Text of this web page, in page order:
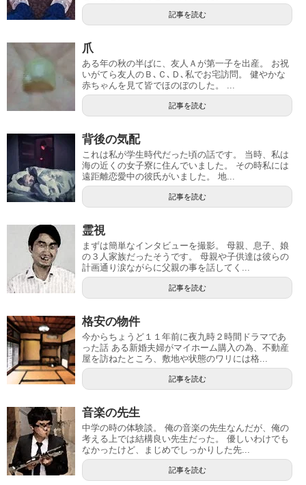
記事を読む
爪
ある年の秋の半ばに、友人Ａが第一子を出産。 お祝
いがてら友人のＢ､Ｃ､Ｄ､私でお宅訪問。 健やかな
赤ちゃんを見て皆でほのぼのした。 ...
記事を読む
背後の気配
これは私が学生時代だった頃の話です。 当時、私は
海の近くの女子寮に住んでいました。 その時私には
遠距離恋愛中の彼氏がいました。 地...
記事を読む
霊視
まずは簡単なインタビューを撮影。 母親、息子、娘
の３人家族だったそうです。 母親や子供達は彼らの
計画通り涙ながらに父親の事を話してく...
記事を読む
格安の物件
今からちょうど１１年前に夜九時２時間ドラマであ
った話 ある新婚夫婦がマイホーム購入の為、不動産
屋を訪ねたところ、敷地や状態のワリには格...
記事を読む
音楽の先生
中学の時の体験談。 俺の音楽の先生なんだが、俺の
考える上では結構良い先生だった。 優しいわけでも
なかったけど、まじめでしっかりした先...
記事を読む